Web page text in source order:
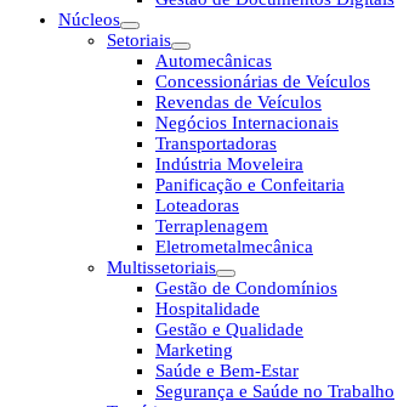
Núcleos
Setoriais
Automecânicas
Concessionárias de Veículos
Revendas de Veículos
Negócios Internacionais
Transportadoras
Indústria Moveleira
Panificação e Confeitaria
Loteadoras
Terraplenagem
Eletrometalmecânica
Multissetoriais
Gestão de Condomínios
Hospitalidade
Gestão e Qualidade
Marketing
Saúde e Bem-Estar
Segurança e Saúde no Trabalho